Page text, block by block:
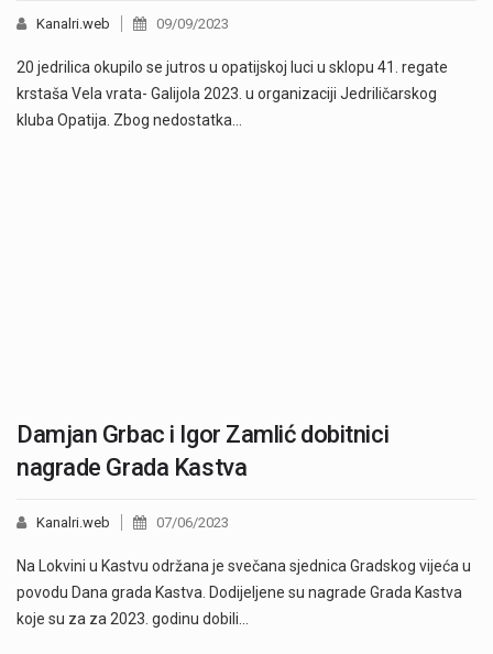
Kanalri.web 09/09/2023
20 jedrilica okupilo se jutros u opatijskoj luci u sklopu 41. regate
krstaša Vela vrata- Galijola 2023. u organizaciji Jedriličarskog
kluba Opatija. Zbog nedostatka…
Damjan Grbac i Igor Zamlić dobitnici
nagrade Grada Kastva
Kanalri.web 07/06/2023
Na Lokvini u Kastvu održana je svečana sjednica Gradskog vijeća u
povodu Dana grada Kastva. Dodijeljene su nagrade Grada Kastva
koje su za za 2023. godinu dobili…